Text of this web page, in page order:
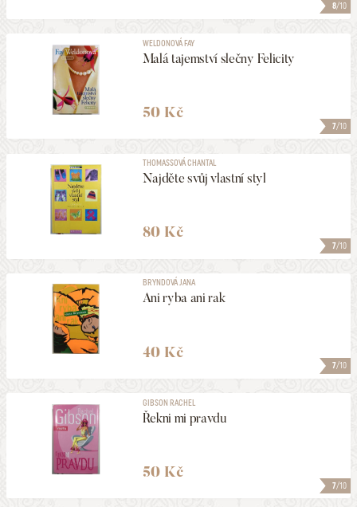
8/10
7/10
WELDONOVÁ FAY
Malá tajemství slečny Felicity
50 Kč
7/10
THOMASSOVÁ CHANTAL
Najděte svůj vlastní styl
80 Kč
7/10
BRYNDOVÁ JANA
Ani ryba ani rak
40 Kč
7/10
GIBSON RACHEL
Řekni mi pravdu
50 Kč